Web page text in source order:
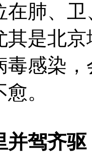
在肺、
其是北
毒感染
。
并驾齐驱